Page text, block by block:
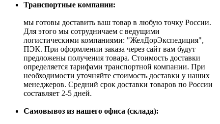
Транспортные компании:
мы готовы доставить ваш товар в любую точку России.
Для этого мы сотрудничаем с ведущими
логистическими компаниями: "ЖелДорЭкспедиция",
ПЭК. При оформлении заказа через сайт вам будут
предложены получения товара. Стоимость доставки
определяется тарифами транспортной компании. При
необходимости уточняйте стоимость доставки у наших
менеджеров. Средний срок доставки товаров по России
составляет 2-5 дней.
Самовывоз из нашего офиса (склада):